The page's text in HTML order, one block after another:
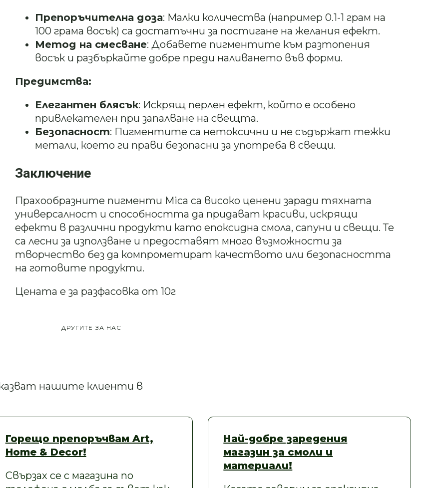
Препоръчителна доза: Малки количества (например 0.1-1 грам на
100 грама восък) са достатъчни за постигане на желания ефект.
Метод на смесване: Добавете пигментите към разтопения
восък и разбъркайте добре преди наливането във форми.
Предимства:
Елегантен блясък: Искрящ перлен ефект, който е особено
привлекателен при запалване на свещта.
Безопасност: Пигментите са нетоксични и не съдържат тежки
метали, което ги прави безопасни за употреба в свещи.
Заключение
Прахообразните пигменти Mica са високо ценени заради тяхната
универсалност и способността да придават красиви, искрящи
ефекти в различни продукти като епоксидна смола, сапуни и свещи. Те
са лесни за използване и предоставят много възможности за
творчество без да компрометират качеството или безопасността
на готовите продукти.
Цената е за разфасовка от 10г
ДРУГИТЕ ЗА НАС
казват нашите клиенти в
Горещо препоръчвам Art,
Home & Decor!
Свързах се с магазина по
Най-добре заредения
магазин за смоли и
материали!